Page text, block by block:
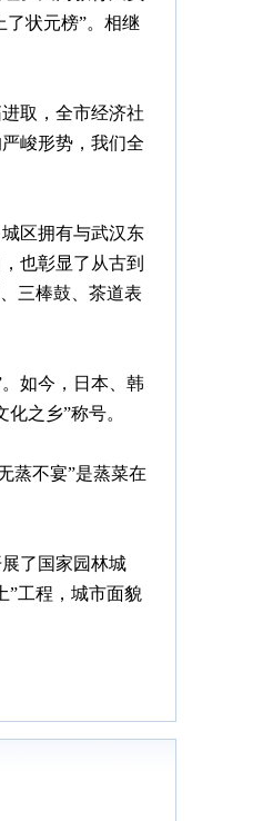
了状元榜”。相继
取，全市经济社
峻形势，我们全
区拥有与武汉东
也彰显了从古到
三棒鼓、茶道表
如今，日本、韩
之乡”称号。
蒸不宴”是蒸菜在
了国家园林城
”工程，城市面貌